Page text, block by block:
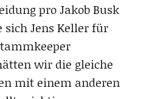
pro Jakob Busk
sich Jens Keller für
wir die gleiche
mit einem anderen